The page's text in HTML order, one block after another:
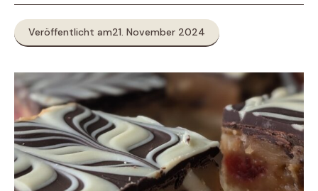
Veröffentlicht am21. November 2024